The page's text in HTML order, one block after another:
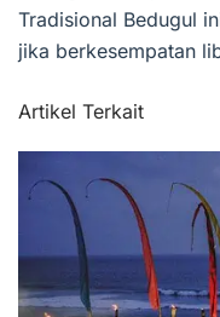
Tradisional Bedugul
jika berkesempatan
Artikel Terkait